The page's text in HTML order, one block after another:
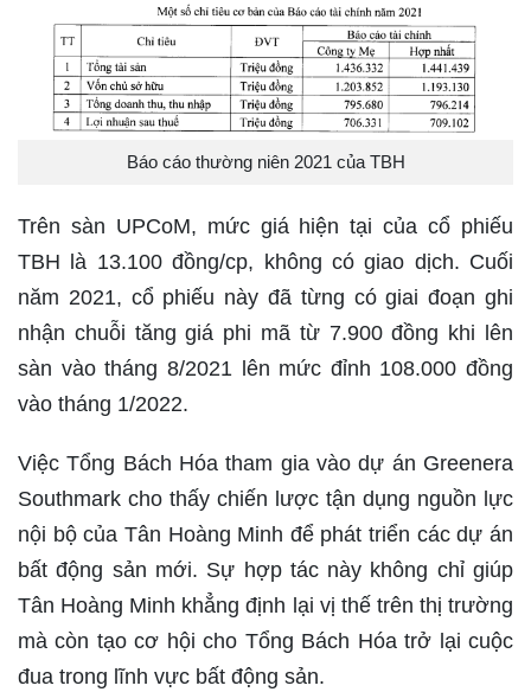
Báo cáo thường niên 2021 của TBH
Trên sàn UPCoM, mức giá hiện tại của cổ phiếu
TBH là 13.100 đồng/cp, không có giao dịch. Cuối
năm 2021, cổ phiếu này đã từng có giai đoạn ghi
nhận chuỗi tăng giá phi mã từ 7.900 đồng khi lên
sàn vào tháng 8/2021 lên mức đỉnh 108.000 đồng
vào tháng 1/2022.
Việc Tổng Bách Hóa tham gia vào dự án Greenera
Southmark cho thấy chiến lược tận dụng nguồn lực
nội bộ của Tân Hoàng Minh để phát triển các dự án
bất động sản mới. Sự hợp tác này không chỉ giúp
Tân Hoàng Minh khẳng định lại vị thế trên thị trường
mà còn tạo cơ hội cho Tổng Bách Hóa trở lại cuộc
đua trong lĩnh vực bất động sản.